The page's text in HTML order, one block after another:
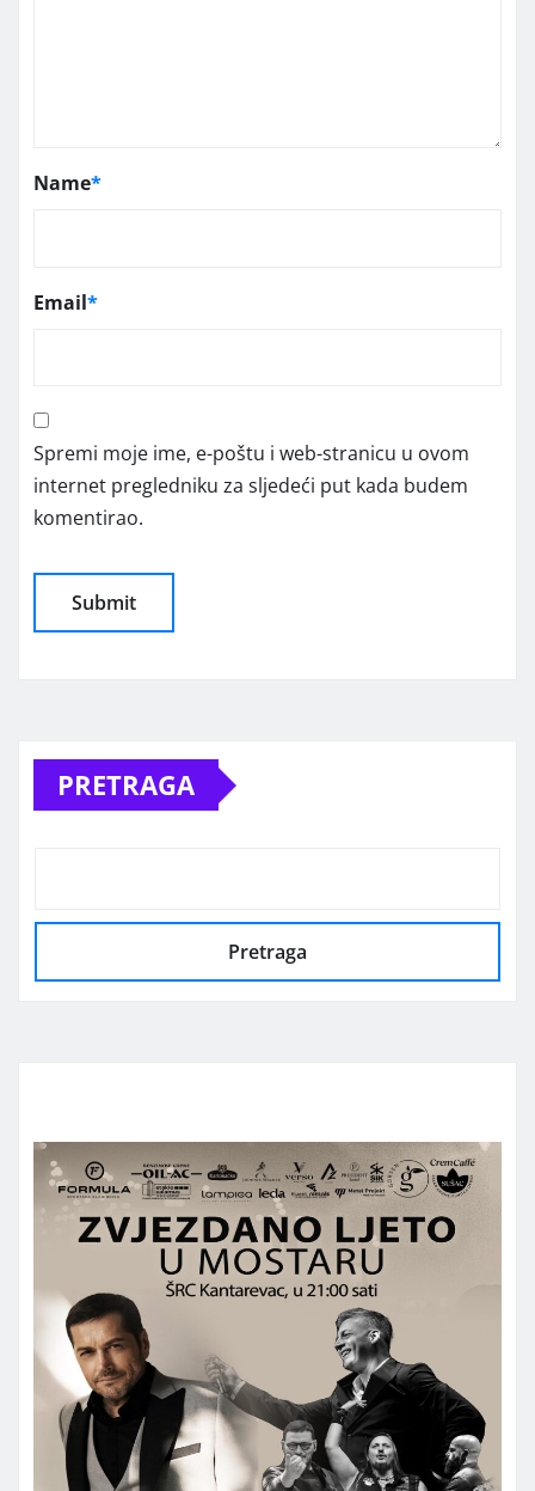
Name*
Email*
Spremi moje ime, e-poštu i web-stranicu u ovom
internet pregledniku za sljedeći put kada budem
komentirao.
PRETRAGA
Pretraga